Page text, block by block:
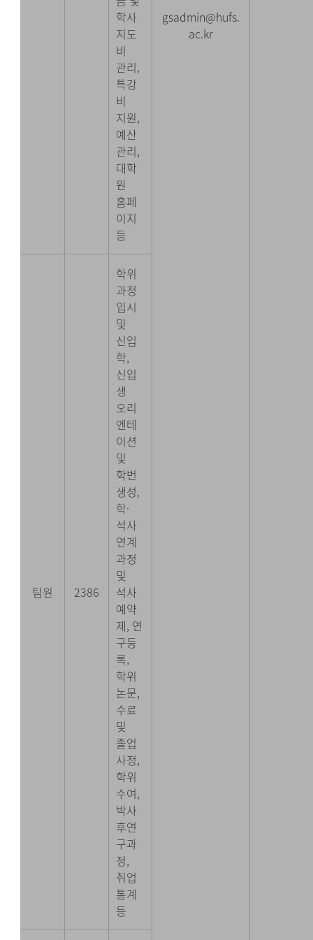
gsadmin@hufs.
ac.kr
학사
지도
비
관리,
특강
비
지원,
예산
관리,
대학
원
홈페
이지
등
팀원 2386
학위
과정
입시
및
신입
학,
신입
생
오리
엔테
이션
및
학번
생성,
학·
석사
연계
과정
및
석사
예약
제, 연
구등
록,
학위
논문,
수료
및
졸업
사정,
학위
수여,
박사
후연
구과
정,
취업
통계
등